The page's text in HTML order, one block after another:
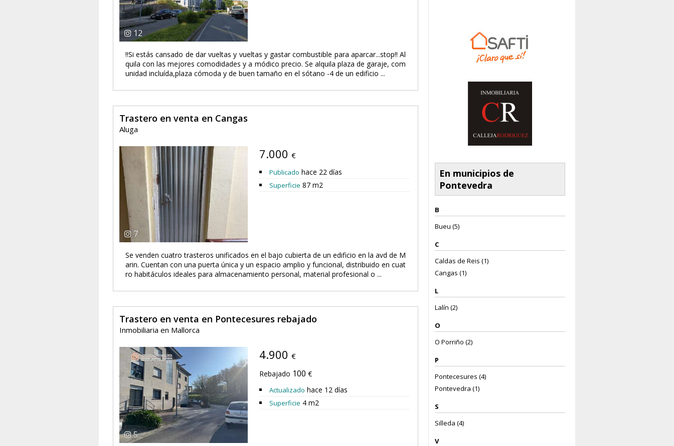
En municipios de
Pontevedra
B
Bueu (5)
C
Caldas de Reis (1)
Cangas (1)
L
Lalín (2)
O
O Porriño (2)
P
Pontecesures (4)
Pontevedra (1)
S
Silleda (4)
V
12
!!Si estás cansado de dar vueltas y vueltas y gastar combustible para aparcar...stop!! Al
quila con las mejores comodidades y a módico precio. Se alquila plaza de garaje, com
unidad incluída,plaza cómoda y de buen tamaño en el sótano -4 de un edificio ...
Trastero en venta en Cangas
Aluga
7
7.000 €
Publicado hace 22 días
Superficie 87 m2
Se venden cuatro trasteros unificados en el bajo cubierta de un edificio en la avd de M
arin. Cuentan con una puerta única y un espacio amplio y funcional, distribuido en cuat
ro habitáculos ideales para almacenamiento personal, material profesional o ...
Trastero en venta en Pontecesures rebajado
Inmobiliaria en Mallorca
5
4.900 €
Rebajado 100 €
Actualizado hace 12 días
Superficie 4 m2